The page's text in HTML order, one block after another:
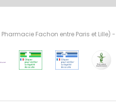
Fachon entre Paris et Lille)